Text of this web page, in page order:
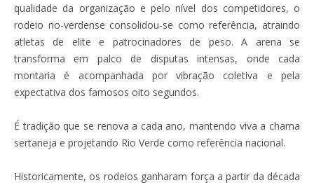
qualidade da organização e pelo nível dos competidores, o
rodeio rio-verdense consolidou-se como referência, atraindo
atletas de elite e patrocinadores de peso. A arena se
transforma em palco de disputas intensas, onde cada
montaria é acompanhada por vibração coletiva e pela
expectativa dos famosos oito segundos.
É tradição que se renova a cada ano, mantendo viva a chama
sertaneja e projetando Rio Verde como referência nacional.
Historicamente, os rodeios ganharam força a partir da década